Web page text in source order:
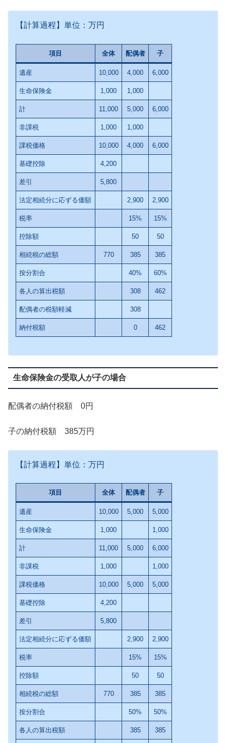
【計算過程】単位：万円
項目 全体 配偶者 子
遺産 10,000 4,000 6,000
生命保険金 1,000 1,000
計 11,000 5,000 6,000
非課税 1,000 1,000
課税価格 10,000 4,000 6,000
基礎控除 4,200
差引 5,800
法定相続分に応ずる価額 2,900 2,900
税率 15% 15%
控除額 50 50
相続税の総額 770 385 385
按分割合 40% 60%
各人の算出税額 308 462
配偶者の税額軽減 308
納付税額 0 462
生命保険金の受取人が子の場合
配偶者の納付税額 0円
子の納付税額 385万円
【計算過程】単位：万円
項目 全体 配偶者 子
遺産 10,000 5,000 5,000
生命保険金 1,000 1,000
計 11,000 5,000 6,000
非課税 1,000 1,000
課税価格 10,000 5,000 5,000
基礎控除 4,200
差引 5,800
法定相続分に応ずる価額 2,900 2,900
税率 15% 15%
控除額 50 50
相続税の総額 770 385 385
按分割合 50% 50%
各人の算出税額 385 385